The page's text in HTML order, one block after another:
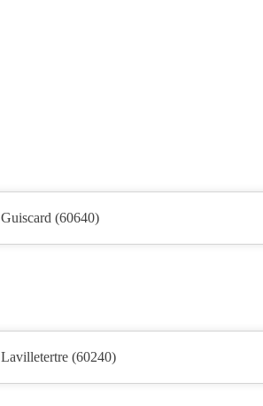
Guiscard (60640)
Lavilletertre (60240)